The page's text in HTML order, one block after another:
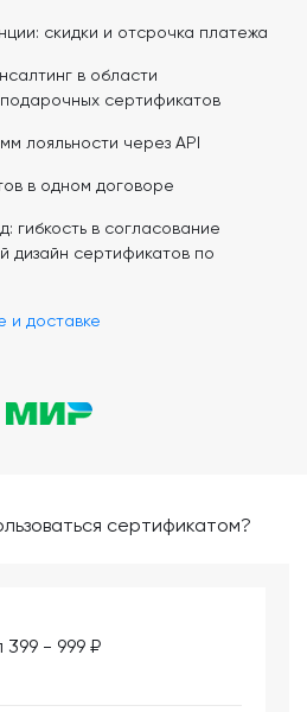
скидки и отсрочка платежа
в области
сертификатов
лояльности через API
в одном договоре
гибкость в согласование
дизайн сертификатов по
и доставке
сертификатом?
- 999 ₽